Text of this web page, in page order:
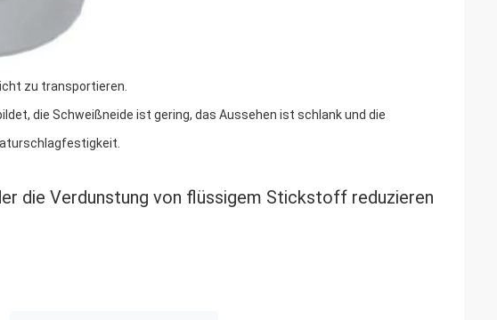
zu transportieren.
die Schweißneide ist gering, das Aussehen ist schlank und die
die Verdunstung von flüssigem Stickstoff reduzieren